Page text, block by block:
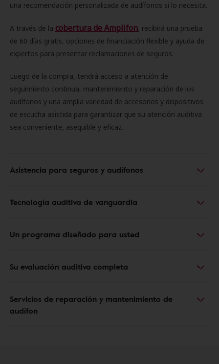
una recomendación personalizada de audífonos si lo necesita.
A través de la cobertura de Amplifon, recibirá una prueba
de 60 días gratis, opciones de financiación flexible y ayuda de
expertos para presentar reclamaciones de seguros.
Luego de la compra, tendrá acceso a atención de
seguimiento continua, mantenimiento y reparación de los
audífonos y una amplia variedad de accesorios y dispositivos
de escucha asistida para garantizar que su atención auditiva
sea conveniente, asequible y eficaz.
Asistencia para seguros y audífonos
Tecnología auditiva de vanguardia
Un programa diseñado para usted
Su evaluación auditiva completa
Servicios de reparación y mantenimiento de
audífon